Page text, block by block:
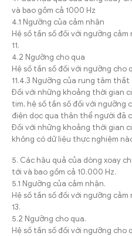
và bao gồm cả 1000 Hz
4.1 Ngưỡng của cảm nhận
Hệ số tần số đối với ngưỡng
11.
4.2 Ngưỡng cho qua
Hệ số tần số đối với ngưỡng
11.4.3 Ngưỡng của rung tâm thất
Đối với những khoảng thời gian
tim, hệ số tần số đối với ngưỡng
điện dọc qua thân thể người đã
Đối với những khoảng thời gian
không có dữ liệu thực nghiệm
5. Các hậu quả của dòng xoay
tới và bao gồm cả 10.000 Hz.
5.1 Ngưỡng của cảm nhận.
Hệ số tần số đối với ngưỡng
13.
5.2 Ngưỡng cho qua.
Hệ số tần số đối với ngưỡng cho